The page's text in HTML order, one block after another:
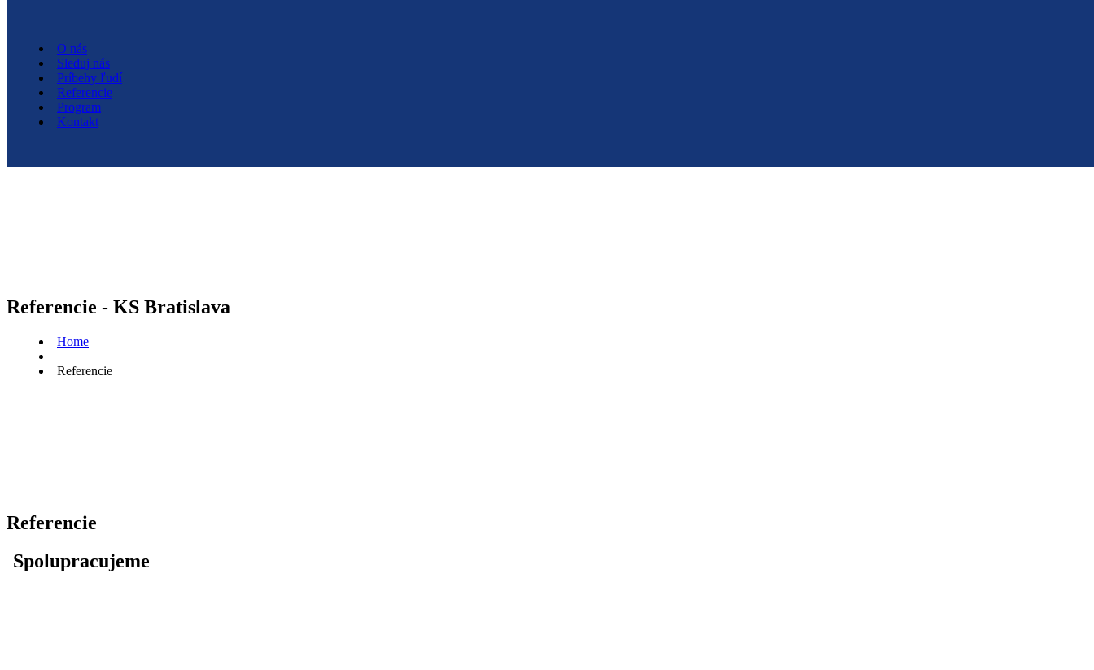
O nás
Sleduj nás
Príbehy ľudí
Referencie
Program
Kontakt
O nás
Sleduj nás
Príbehy ľudí
Referencie
Program
Kontakt
Referencie - KS Bratislava
Home
Referencie
Referencie
Spolupracujeme